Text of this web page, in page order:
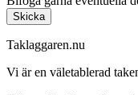
Skicka
Taklaggaren.nu
Vi är en väletablerad